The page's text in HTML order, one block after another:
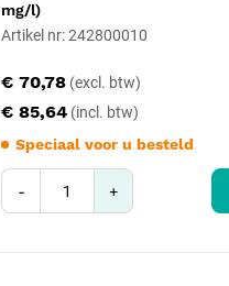
mg/l)
Artikel nr: 242800010
€ 85,64
€ 70,78
Speciaal voor u besteld
- +